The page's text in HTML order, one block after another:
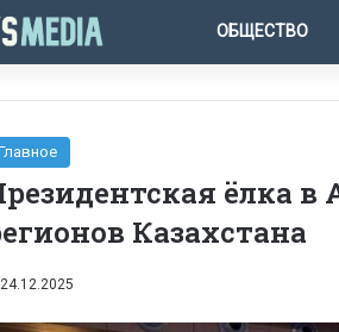
ОБЩЕСТВО
ёлка в
Казахстана
24.12.2025